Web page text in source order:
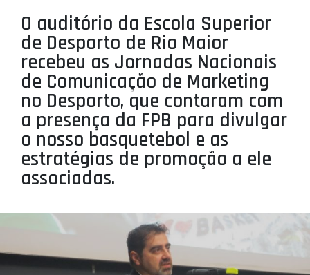
MINIBASQUETE
ÁREA TÉCNICA
PROJETOS
LIGA BETCLIC MASCULINA
LIGA BETCLIC FEMININA
O auditório da Escola Superior
de Desporto de Rio Maior
recebeu as Jornadas Nacionais
de Comunicação de Marketing
no Desporto, que contaram com
a presença da FPB para divulgar
o nosso basquetebol e as
estratégias de promoção a ele
associadas.